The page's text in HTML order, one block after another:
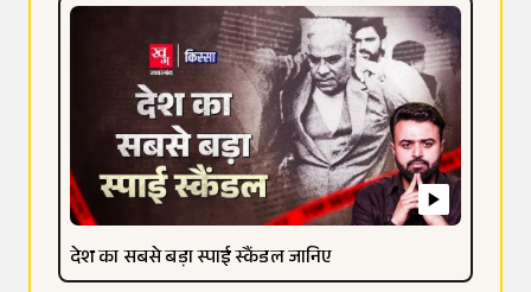
देश का सबसे बड़ा स्पाई स्कैंडल जानिए